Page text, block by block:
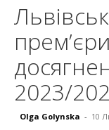
2023/
Olga Golynska - 10